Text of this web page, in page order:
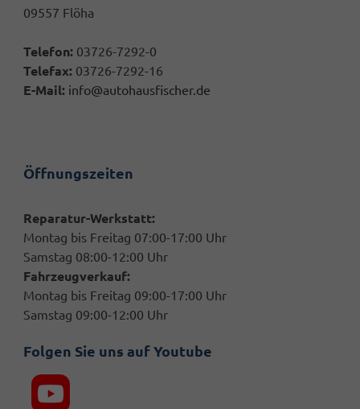
09557 Flöha
Telefon: 03726-7292-0
Telefax: 03726-7292-16
E-Mail: info@autohausfischer.de
Öffnungszeiten
Reparatur-Werkstatt:
Montag bis Freitag 07:00-17:00 Uhr
Samstag 08:00-12:00 Uhr
Fahrzeugverkauf:
Montag bis Freitag 09:00-17:00 Uhr
Samstag 09:00-12:00 Uhr
Folgen Sie uns auf Youtube